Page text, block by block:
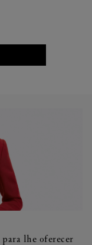
lhe oferecer